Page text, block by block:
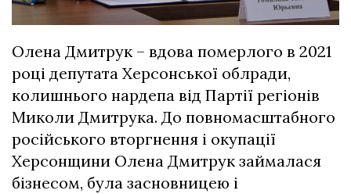
Олена Дмитрук – вдова померлого в 2021
році депутата Херсонської облради,
колишнього нардепа від Партії регіонів
Миколи Дмитрука. До повномасштабного
російського вторгнення і окупації
Херсонщини Олена Дмитрук займалася
бізнесом, була засновницею і